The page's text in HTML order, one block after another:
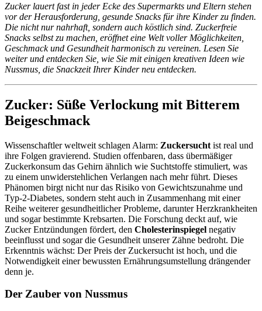
Zucker lauert fast in jeder Ecke des Supermarkts und Eltern stehen
vor der Herausforderung, gesunde Snacks für ihre Kinder zu finden.
Die nicht nur nahrhaft, sondern auch köstlich sind. Zuckerfreie
Snacks selbst zu machen, eröffnet eine Welt voller Möglichkeiten,
Geschmack und Gesundheit harmonisch zu vereinen. Lesen Sie
weiter und entdecken Sie, wie Sie mit einigen kreativen Ideen wie
Nussmus, die Snackzeit Ihrer Kinder neu entdecken.
Zucker: Süße Verlockung mit Bitterem
Beigeschmack
Wissenschaftler weltweit schlagen Alarm: Zuckersucht ist real und
ihre Folgen gravierend. Studien offenbaren, dass übermäßiger
Zuckerkonsum das Gehirn ähnlich wie Suchtstoffe stimuliert, was
zu einem unwiderstehlichen Verlangen nach mehr führt. Dieses
Phänomen birgt nicht nur das Risiko von Gewichtszunahme und
Typ-2-Diabetes, sondern steht auch in Zusammenhang mit einer
Reihe weiterer gesundheitlicher Probleme, darunter Herzkrankheiten
und sogar bestimmte Krebsarten. Die Forschung deckt auf, wie
Zucker Entzündungen fördert, den Cholesterinspiegel negativ
beeinflusst und sogar die Gesundheit unserer Zähne bedroht. Die
Erkenntnis wächst: Der Preis der Zuckersucht ist hoch, und die
Notwendigkeit einer bewussten Ernährungsumstellung drängender
denn je.
Der Zauber von Nussmus